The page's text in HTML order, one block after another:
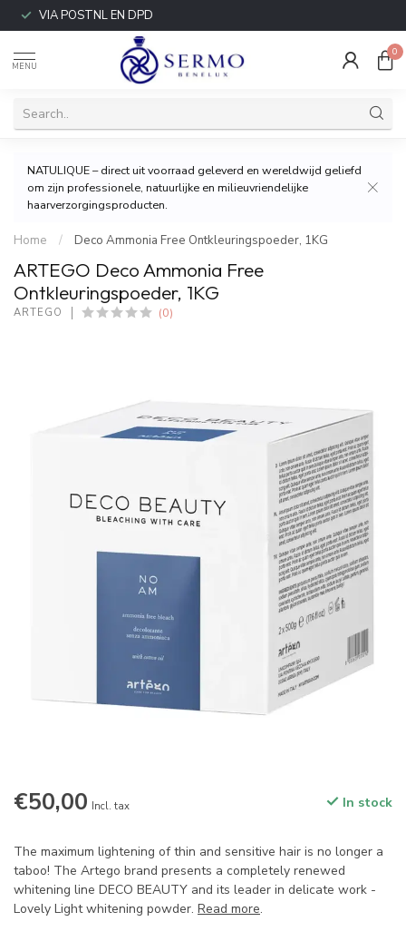
VIA POSTNL EN DPD
MENU
0
NATULIQUE – direct uit voorraad geleverd en wereldwijd geliefd
om zijn professionele, natuurlijke en milieuvriendelijke
haarverzorgingsproducten.
Home / Deco Ammonia Free Ontkleuringspoeder, 1KG
ARTEGO Deco Ammonia Free
Ontkleuringspoeder, 1KG
ARTEGO (0)
€50,00 Incl. tax In stock
The maximum lightening of thin and sensitive hair is no longer a
taboo! The Artego brand presents a completely renewed
whitening line DECO BEAUTY and its leader in delicate work -
Lovely Light whitening powder. Read more.